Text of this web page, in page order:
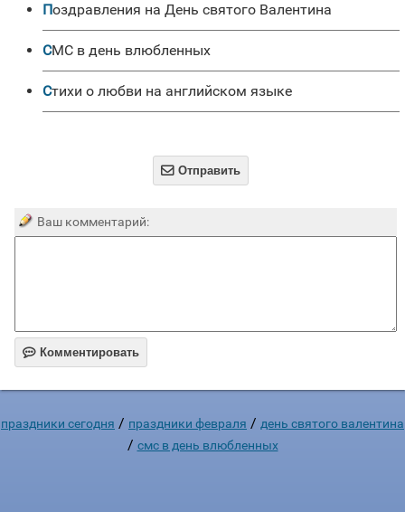
Поздравления на День святого Валентина
СМС в день влюбленных
Стихи о любви на английском языке
 Отправить
Ваш комментарий:
 Комментировать
праздники сегодня / праздники февраля / день святого валентина
/ смс в день влюбленных